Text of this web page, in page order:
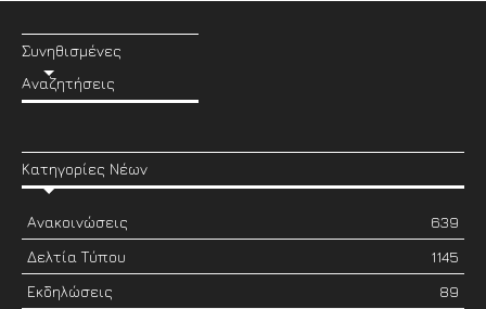
Συνηθισμένες
Αναζητήσεις
Κατηγορίες Νέων
Ανακοινώσεις
639
Δελτία Τύπου
1145
Εκδηλώσεις
89